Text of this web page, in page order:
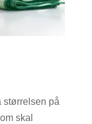
størrelsen på
skal